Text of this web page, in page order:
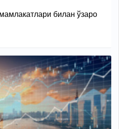
билан ўзаро